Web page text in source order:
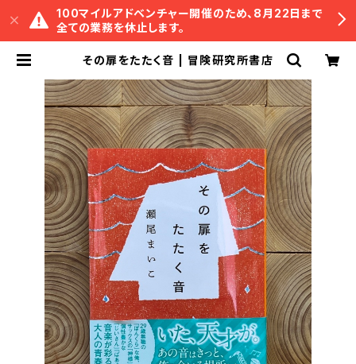
100マイルアドベンチャー開催のため、8月22日まで
全ての業務を休止します。
その扉をたたく音 | 冒険研究所書店